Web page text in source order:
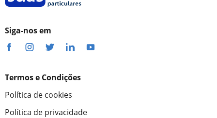
Siga-nos em
Termos e Condições
Política de cookies
Política de privacidade